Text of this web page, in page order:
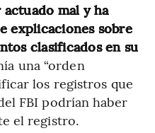
mal y ha
explicaciones sobre
clasificados en su
una “orden
los registros que
FBI podrían haber
el registro.